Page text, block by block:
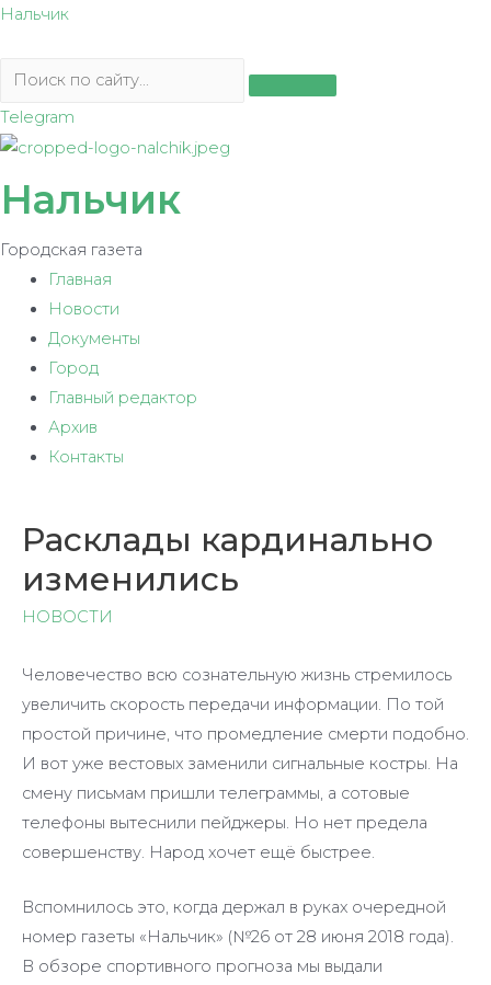
Перейти
содержимому
Нальчик
Telegram
Нальчик
Городская газета
Главная
Новости
Документы
Город
Главный редактор
Архив
Контакты
Расклады кардинально
изменились
НОВОСТИ
Человечество всю сознательную жизнь стремилось
увеличить скорость передачи информации. По той
простой причине, что промедление смерти подобно.
И вот уже вестовых заменили сигнальные костры. На
смену письмам пришли телеграммы, а сотовые
телефоны вытеснили пейджеры. Но нет предела
совершенству. Народ хочет ещё быстрее.
Вспомнилось это, когда держал в руках очередной
номер газеты «Нальчик» (№26 от 28 июня 2018 года).
В обзоре спортивного прогноза мы выдали